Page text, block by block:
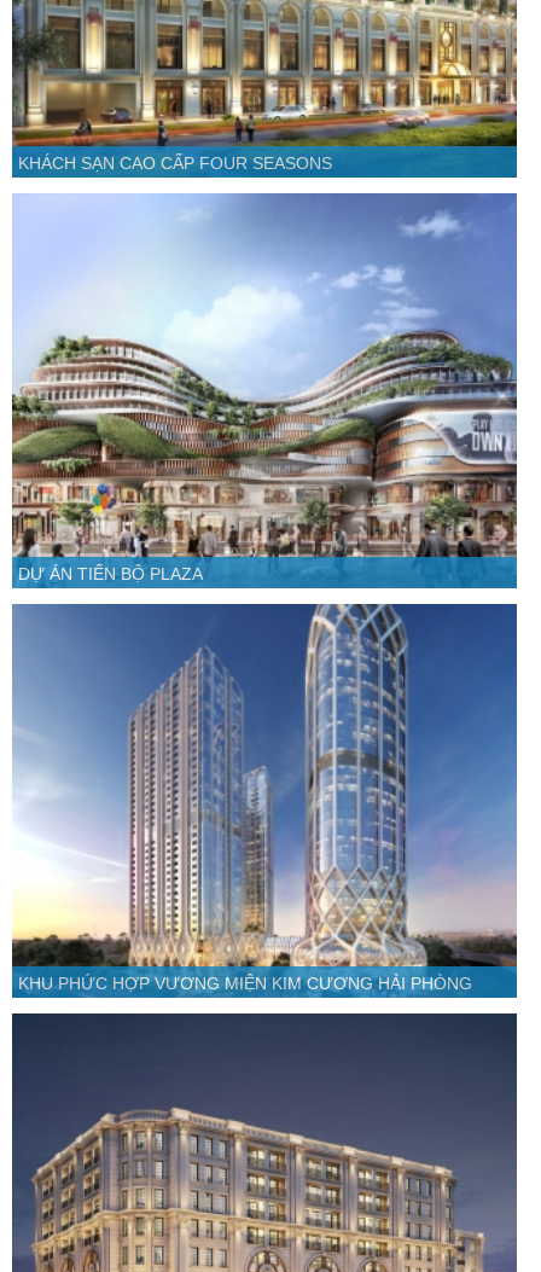
KHÁCH SẠN CAO CẤP FOUR SEASONS
DỰ ÁN TIẾN BỘ PLAZA
KHU PHỨC HỢP VƯƠNG MIỆN KIM CƯƠNG HẢI PHÒNG